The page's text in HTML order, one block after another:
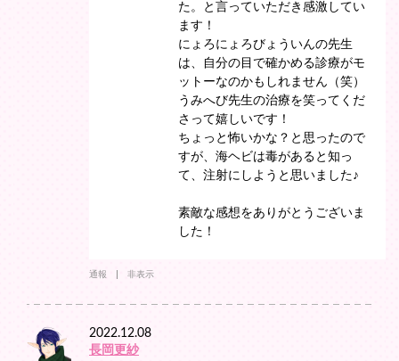
た。と言っていただき感激してい
ます！
にょろにょろびょういんの先生
は、自分の目で確かめる診療がモ
ットーなのかもしれません（笑）
うみへび先生の治療を笑ってくだ
さって嬉しいです！
ちょっと怖いかな？と思ったので
すが、海ヘビは毒があると知っ
て、注射にしようと思いました♪
素敵な感想をありがとうございま
した！
通報 非表示
2022.12.08
長岡更紗